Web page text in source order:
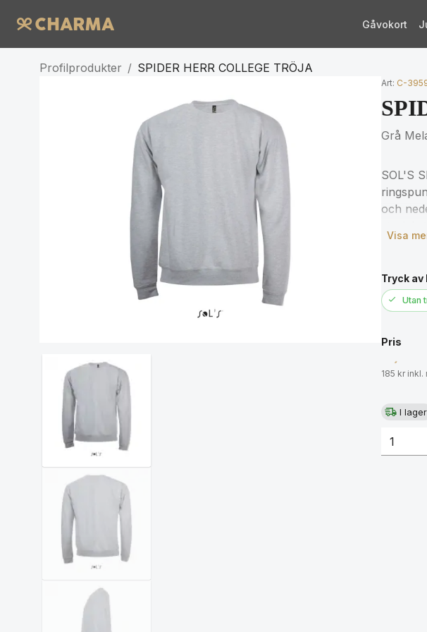
Gåvokort
Profilprodukter / SPIDER HERR COLLEGE TRÖJA
Art: C-
Grå
SOL'S
och
Visa
Tryck av
Utan
Pris
185 kr inkl.
I lager